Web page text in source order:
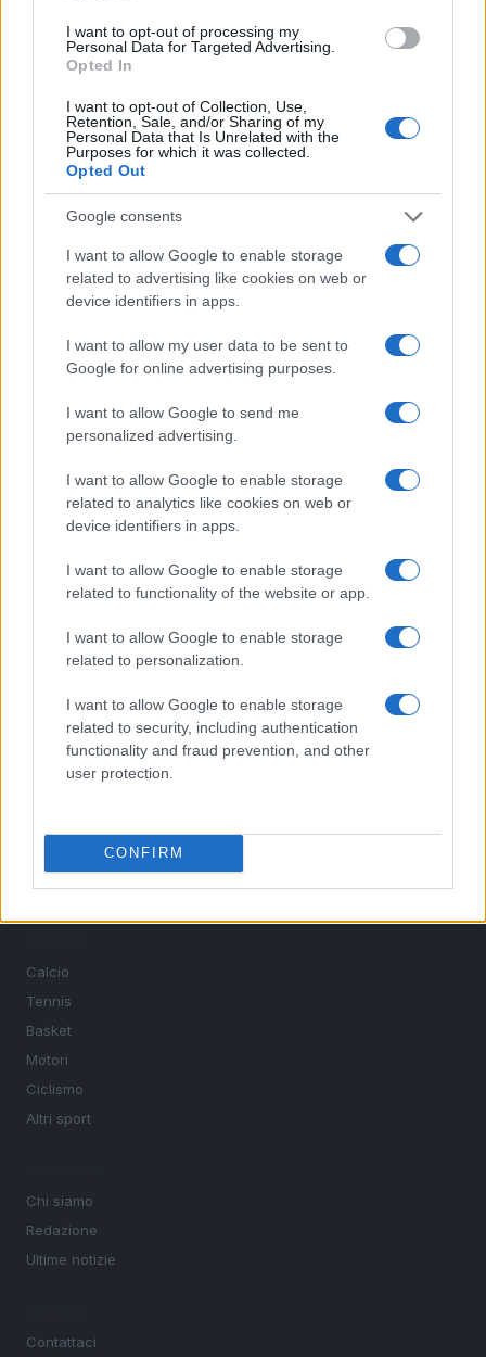
I want to opt-out of processing my
Personal Data for Targeted Advertising.
Opted In
I want to opt-out of Collection, Use,
Retention, Sale, and/or Sharing of my
Personal Data that Is Unrelated with the
Purposes for which it was collected.
Opted Out
Google consents
I want to allow Google to enable storage
related to advertising like cookies on web or
device identifiers in apps.
I want to allow my user data to be sent to
Google for online advertising purposes.
I want to allow Google to send me
personalized advertising.
I want to allow Google to enable storage
related to analytics like cookies on web or
device identifiers in apps.
I want to allow Google to enable storage
related to functionality of the website or app.
I want to allow Google to enable storage
related to personalization.
I want to allow Google to enable storage
related to security, including authentication
functionality and fraud prevention, and other
user protection.
CONFIRM
Migliori siti streaming calcio legale: guida passo per
Ilaria Mauri · 10 Ago 2026
Chouchaa: chi è il calciatore algerino?
Il patrimonio di Alex Del Piero: tutti i guadagni di
Pinturicchio
Lazio e Milan: tutti gli ex calciatori che hanno
indossato le due maglie
A quanto ammonta il patrimonio di Roberto Baggio?
Union Berlino-Cagliari: dove vedere l’amichevole
estiva in diretta
Sportmagazine: notizie, approfondimenti e classifiche su
calcio, basket, tennis, ciclismo, motori, Formula 1,
interviste ai protagonisti e i risultati in tempo reale di tutte
le discipline che fanno emozionare gli appassionati di
sport.
Calcio
Tennis
Basket
Motori
Ciclismo
Altri sport
Chi siamo
Redazione
Ultime notizie
Contattaci